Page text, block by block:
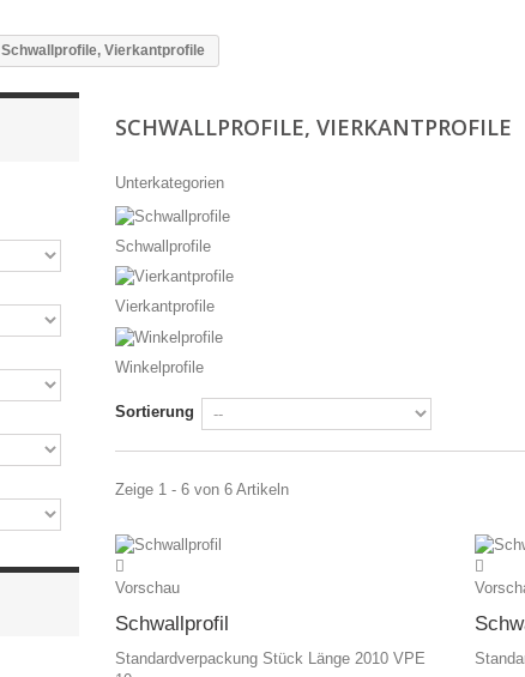
Schwallprofile, Vierkantprofile
SCHWALLPROFILE, VIERKANTPROFILE
Unterkategorien
Schwallprofile
Vierkantprofile
Winkelprofile
Sortierung
Zeige 1 - 6 von 6 Artikeln
Vorschau
Schwallprofil
Standardverpackung Stück Länge 2010 VPE